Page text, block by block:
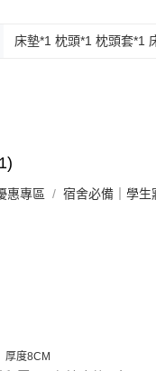
床墊*1 枕頭*1 枕頭套*1
惠專區 宿舍必備｜學生
厚度8CM